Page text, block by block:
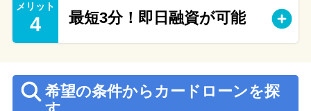
メリット
4 最短3分！即日融資が可能
希望の条件からカードローンを探